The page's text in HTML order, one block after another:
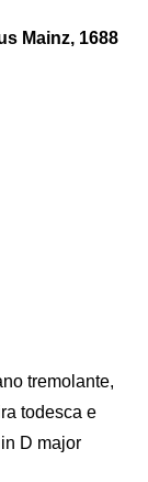
Mainz, 1688
tremolante,
todesca e
D major